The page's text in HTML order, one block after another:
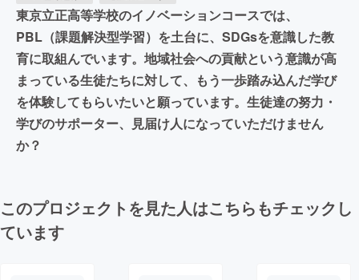
東京立正高等学校のイノベーションコースでは、
PBL（課題解決型学習）を土台に、SDGsを意識した教
育に取組んでいます。地域社会への貢献という意識が高
まっている生徒たちに対して、もう一歩踏み込んだ学び
を体験してもらいたいと願っています。生徒達の努力・
学びのサポーター、見届け人になっていただけません
か？
このプロジェクトを見た人はこちらもチェックし
ています